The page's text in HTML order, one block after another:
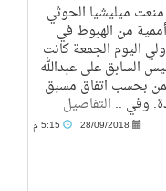
منعت ميليشيا الحوثي
أممية من الهبوط في
اليوم الجمعة كانت
السابق على عبدالله
بحسب اتفاق مسبق
وفي .. التفاصيل
28/09/2018